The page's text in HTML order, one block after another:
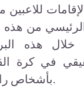
من هذه
خلال هذه
في كرة
بأشخاص رائعين أثناء إقامتك.